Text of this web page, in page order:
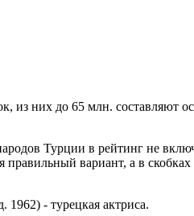
них до 65 млн. составляют
Турции в рейтинг не
правильный вариант, а в
1962) - турецкая актриса.